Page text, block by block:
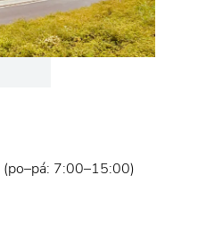
(po–pá: 7:00–15:00)